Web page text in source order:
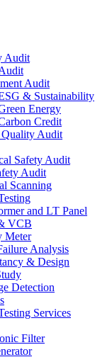
Audit
Audit
& Sustainability
Energy
Credit
Audit
Safety Audit
Audit
Scanning
and LT Panel
VCB
Meter
Analysis
& Design
Detection
Services
Filter